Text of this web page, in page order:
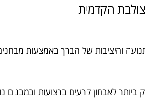
הקדמית
והיציבות של הברך באמצעות
ביותר לאבחון קרעים ברצועות ובמבנים